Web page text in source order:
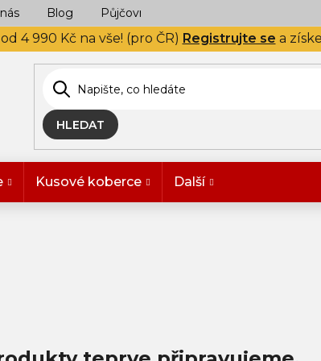
od 4 990 Kč na vše! (pro ČR) Registrujte se a
Blog Půjčovna
HLEDAT
Kusové koberce Další